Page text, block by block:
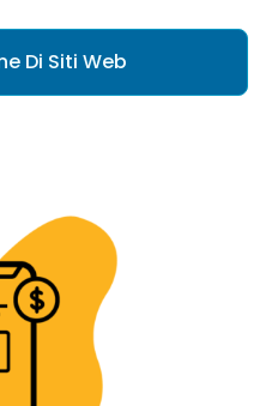
Di Siti Web